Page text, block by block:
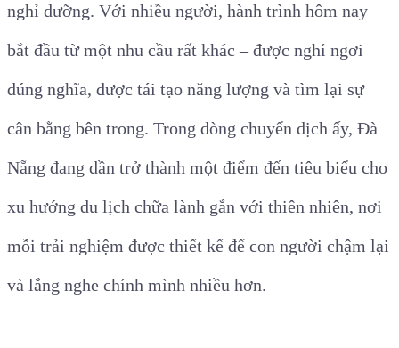
nghỉ dưỡng. Với nhiều người, hành trình hôm nay
bắt đầu từ một nhu cầu rất khác – được nghỉ ngơi
đúng nghĩa, được tái tạo năng lượng và tìm lại sự
cân bằng bên trong. Trong dòng chuyển dịch ấy, Đà
Nẵng đang dần trở thành một điểm đến tiêu biểu cho
xu hướng du lịch chữa lành gắn với thiên nhiên, nơi
mỗi trải nghiệm được thiết kế để con người chậm lại
và lắng nghe chính mình nhiều hơn.